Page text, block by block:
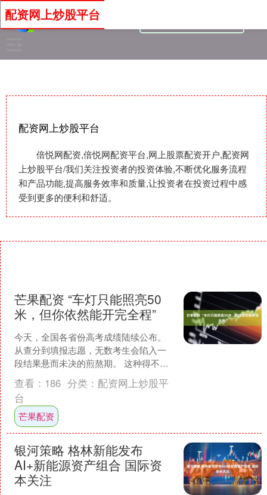
配资网上炒股平台
倍悦网配资,倍悦网配资平台,网上股票配资开户,配资网
上炒股平台/我们关注投资者的投资体验,不断优化服务流程
和产品功能,提高服务效率和质量,让投资者在投资过程中感
受到更多的便利和舒适。
配资网上炒股平台
芒果配资 “车灯只能照亮50
米，但你依然能开完全程”
今天，全国各省份高考成绩陆续公布。
从查分到填报志愿，无数考生会陷入一
段结果悬而未决的煎熬期。 这种得不到
确切结果的状态，让很多人陷入深深的
焦虑。比如，当你投出一....
查看： 186 分类： 配资网上炒股平
台
芒果配资
银河策略 格林新能发布
AI+新能源资产组合 国际资
本关注